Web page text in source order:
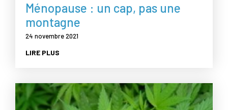
Ménopause : un cap, pas une
montagne
24 novembre 2021
LIRE PLUS